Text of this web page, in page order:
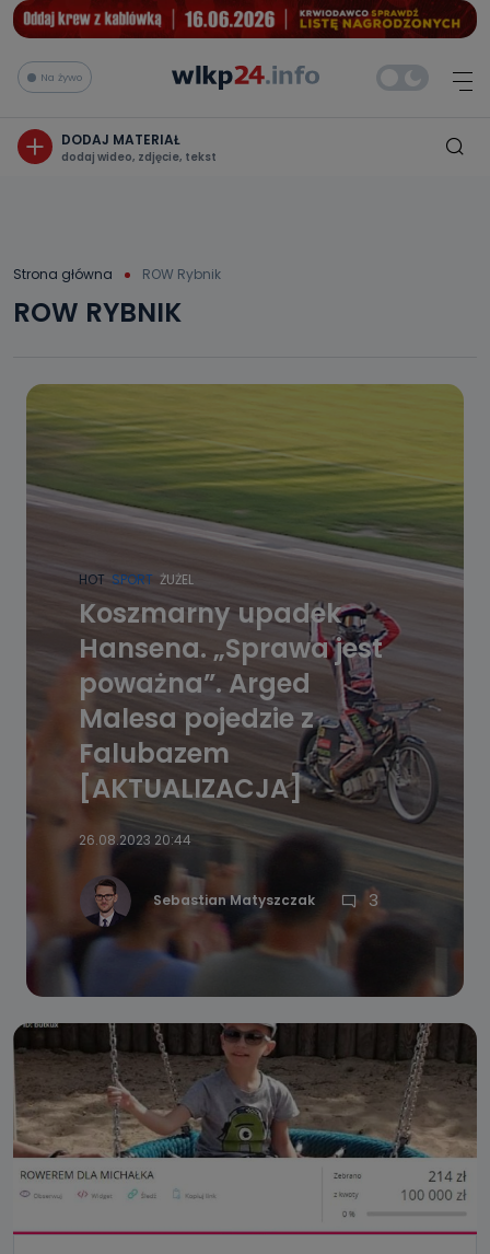
Na żywo
DODAJ MATERIAŁ
dodaj wideo, zdjęcie, tekst
Strona główna ROW Rybnik
ROW RYBNIK
HOT SPORT ŻUŻEL
Koszmarny upadek
Hansena. „Sprawa jest
poważna”. Arged
Malesa pojedzie z
Falubazem
[AKTUALIZACJA]
26.08.2023 20:44
Sebastian Matyszczak 3